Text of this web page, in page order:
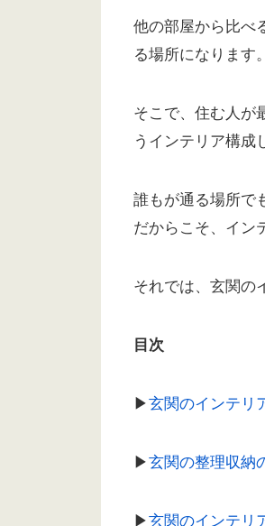
他の部屋から比べ
る場所になります。
そこで、住む人が
うインテリア構成
誰もが通る場所で
だからこそ、イン
それでは、玄関の
目次
▶︎玄関のインテリ
▶︎玄関の整理収納
▶︎玄関のインテリ